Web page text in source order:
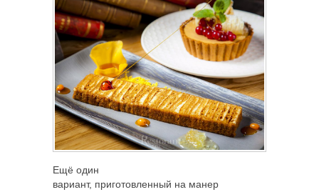
Ещё один
вариант, приготовленный на манер